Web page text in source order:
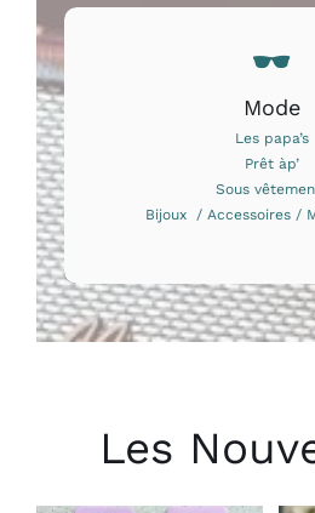
Mode
Les papa’s
Prêt àp’
Sous
Bijoux / Accessoires /
Les